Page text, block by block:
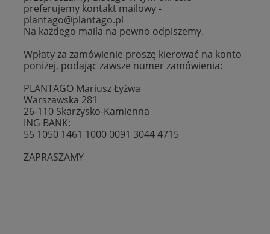
preferujemy kontakt mailowy -
plantago@plantago.pl
Na każdego maila na pewno odpiszemy.
Wpłaty za zamówienie proszę kierować na konto
poniżej, podając zawsze numer zamówienia:
PLANTAGO Mariusz Łyżwa
Warszawska 281
26-110 Skarżysko-Kamienna
ING BANK:
55 1050 1461 1000 0091 3044 4715
ZAPRASZAMY